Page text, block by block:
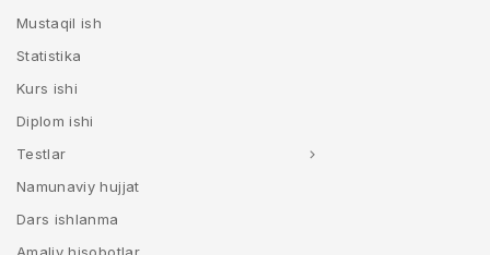
Mustaqil ish
Statistika
Kurs ishi
Diplom ishi
Testlar
Namunaviy hujjat
Dars ishlanma